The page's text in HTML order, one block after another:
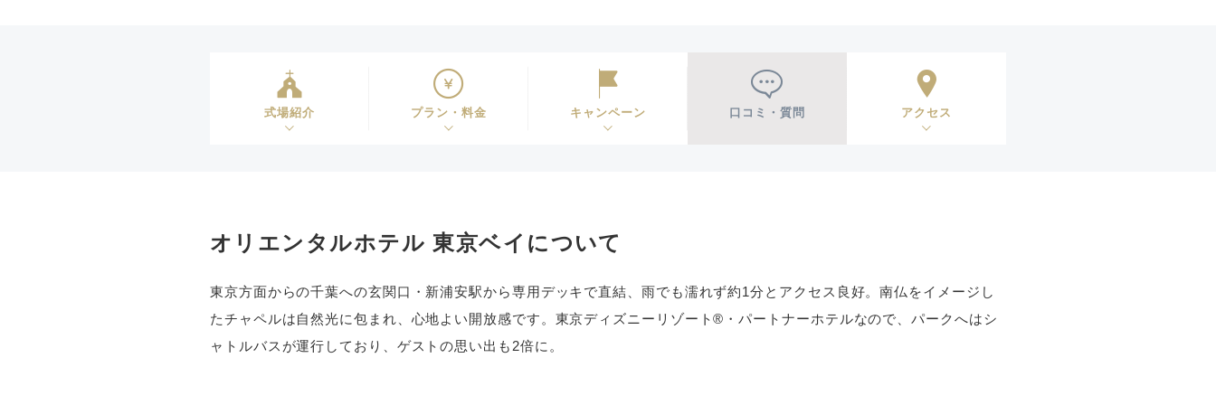
式場紹介 プラン・料金 キャンペーン 口コミ・質問 アクセス
オリエンタルホテル 東京ベイについて
東京方面からの千葉への玄関口・新浦安駅から専用デッキで直結、雨でも濡れず約1分とアクセス良好。南仏をイメージし
たチャペルは自然光に包まれ、心地よい開放感です。東京ディズニーリゾート®・パートナーホテルなので、パークへはシ
ャトルバスが運行しており、ゲストの思い出も2倍に。